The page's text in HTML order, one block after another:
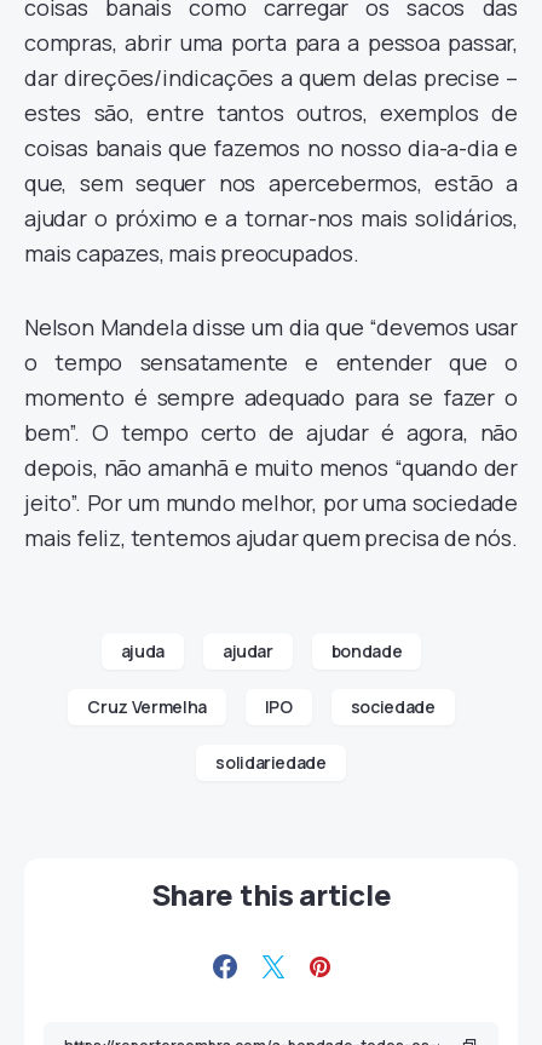
coisas banais como carregar os sacos das
compras, abrir uma porta para a pessoa passar,
dar direções/indicações a quem delas precise –
estes são, entre tantos outros, exemplos de
coisas banais que fazemos no nosso dia-a-dia e
que, sem sequer nos apercebermos, estão a
ajudar o próximo e a tornar-nos mais solidários,
mais capazes, mais preocupados.
Nelson Mandela disse um dia que “devemos usar
o tempo sensatamente e entender que o
momento é sempre adequado para se fazer o
bem”. O tempo certo de ajudar é agora, não
depois, não amanhã e muito menos “quando der
jeito”. Por um mundo melhor, por uma sociedade
mais feliz, tentemos ajudar quem precisa de nós.
ajuda ajudar bondade
Cruz Vermelha IPO sociedade
solidariedade
Share this article